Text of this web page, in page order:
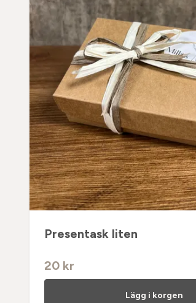
Presentask liten
20 kr
Lägg i korgen